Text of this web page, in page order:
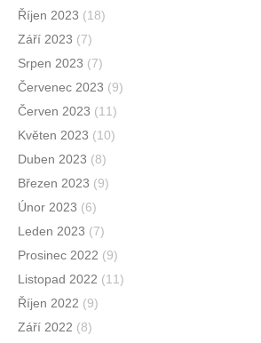
Říjen 2023 (18)
Září 2023 (7)
Srpen 2023 (7)
Červenec 2023 (9)
Červen 2023 (11)
Květen 2023 (10)
Duben 2023 (8)
Březen 2023 (9)
Únor 2023 (6)
Leden 2023 (7)
Prosinec 2022 (9)
Listopad 2022 (11)
Říjen 2022 (9)
Září 2022 (8)